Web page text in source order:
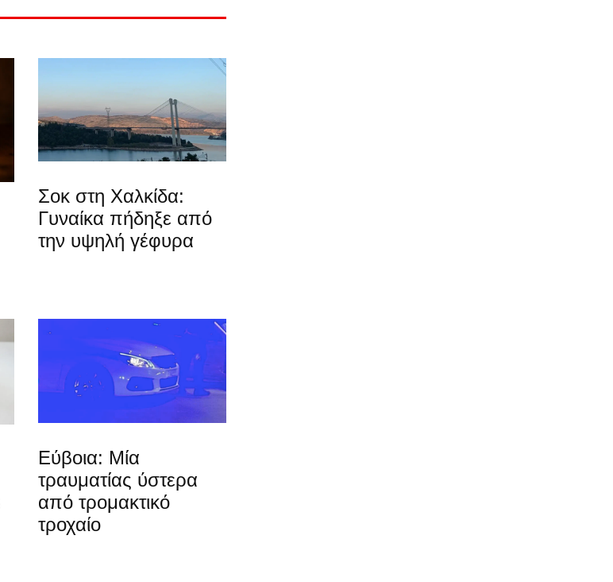
Σοκ στη Χαλκίδα:
Γυναίκα πήδηξε από
την υψηλή γέφυρα
Εύβοια: Μία
τραυματίας ύστερα
από τρομακτικό
τροχαίο